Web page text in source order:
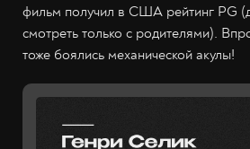
фильм получил в США рейтинг PG
смотреть только с родителями).
тоже боялись механической акулы!